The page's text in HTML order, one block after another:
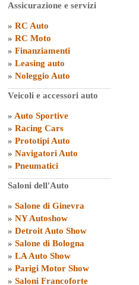
Assicurazione e servizi
» RC Auto
» RC Moto
» Finanziamenti
» Leasing auto
» Noleggio Auto
Veicoli e accessori auto
» Auto Sportive
» Racing Cars
» Prototipi Auto
» Navigatori Auto
» Pneumatici
Saloni dell'Auto
» Salone di Ginevra
» NY Autoshow
» Detroit Auto Show
» Salone di Bologna
» LA Auto Show
» Parigi Motor Show
» Saloni Francoforte